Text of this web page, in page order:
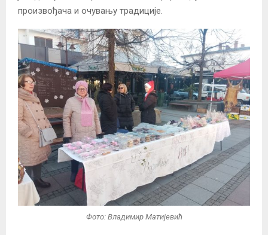
произвођача и очувању традиције.
Фото: Владимир Матијевић